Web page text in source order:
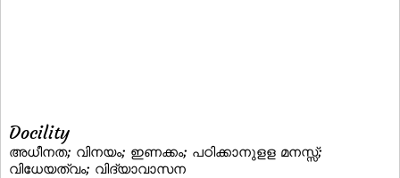
Docility
അധീനത; വിനയം; ഇണക്കം; പഠിക്കാനുളള മനസ്സ്;
വിധേയത്വം; വിദ്യാവാസന